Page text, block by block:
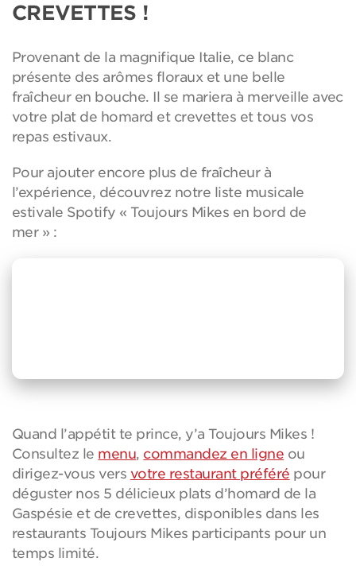
CREVETTES !
Provenant de la magnifique Italie, ce blanc
présente des arômes floraux et une belle
fraîcheur en bouche. Il se mariera à merveille avec
votre plat de homard et crevettes et tous vos
repas estivaux.
Pour ajouter encore plus de fraîcheur à
l’expérience, découvrez notre liste musicale
estivale Spotify « Toujours Mikes en bord de
mer » :
Quand l’appétit te prince, y’a Toujours Mikes !
Consultez le menu, commandez en ligne ou
dirigez-vous vers votre restaurant préféré pour
déguster nos 5 délicieux plats d’homard de la
Gaspésie et de crevettes, disponibles dans les
restaurants Toujours Mikes participants pour un
temps limité.